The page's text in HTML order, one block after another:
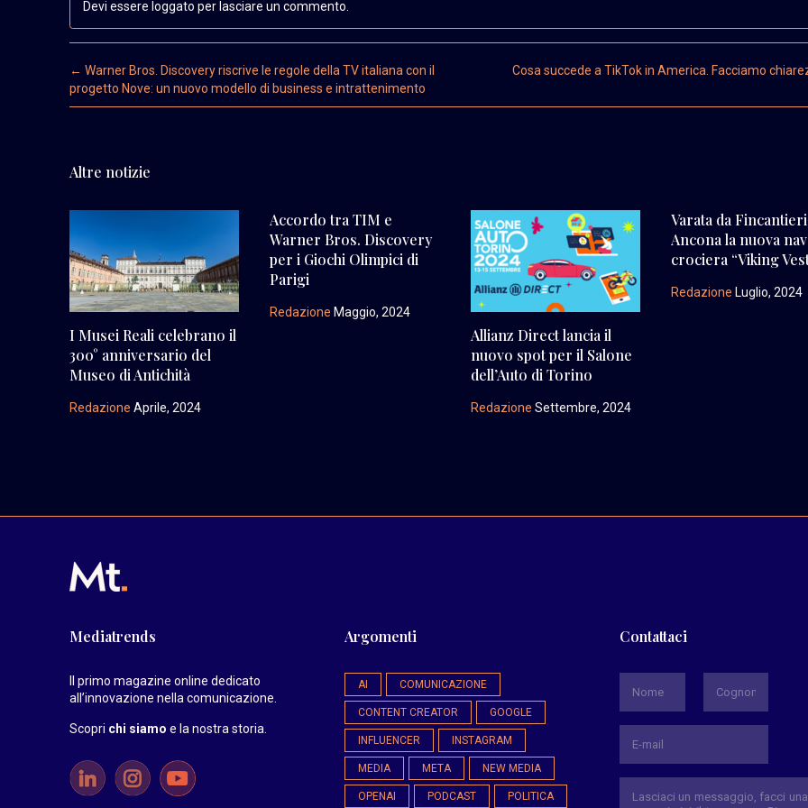
Devi essere loggato per lasciare un commento.
Post navigation
← Warner Bros. Discovery riscrive le regole della TV italiana con il
progetto Nove: un nuovo modello di business e intrattenimento
Cosa succede a TikTok in America. Facciamo
Altre notizie
I Musei Reali celebrano il
300° anniversario del
Museo di Antichità
Redazione Aprile, 2024
Accordo tra TIM e
Warner Bros. Discovery
per i Giochi Olimpici di
Parigi
Redazione Maggio, 2024
Allianz Direct lancia il
nuovo spot per il Salone
dell’Auto di Torino
Redazione Settembre, 2024
Varata da
Ancona la nuova
crociera “Viking
Redazione Luglio, 2024
Mediatrends
Il primo magazine online dedicato
all’innovazione nella comunicazione.
Scopri chi siamo e la nostra storia
Argomenti
AI COMUNICAZIONE
CONTENT CREATOR GOOGLE
INFLUENCER INSTAGRAM
MEDIA META NEW MEDIA
OPENAI PODCAST POLITICA
Contattaci